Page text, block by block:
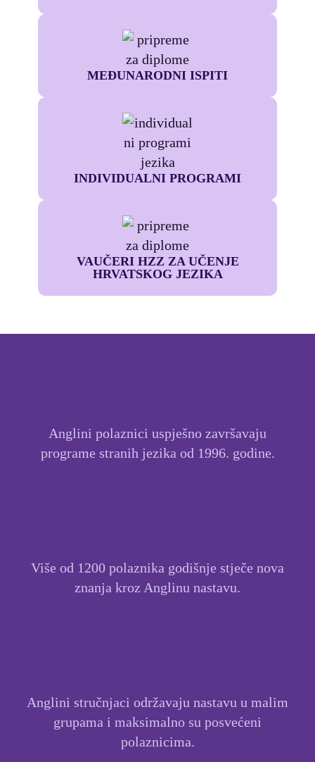
MEĐUNARODNI ISPITI
INDIVIDUALNI PROGRAMI
VAUČERI HZZ ZA UČENJE
HRVATSKOG JEZIKA
Anglini polaznici uspješno završavaju
programe stranih jezika od 1996. godine.
Više od 1200 polaznika godišnje stječe nova
znanja kroz Anglinu nastavu.
Anglini stručnjaci održavaju nastavu u malim
grupama i maksimalno su posvećeni
polaznicima.